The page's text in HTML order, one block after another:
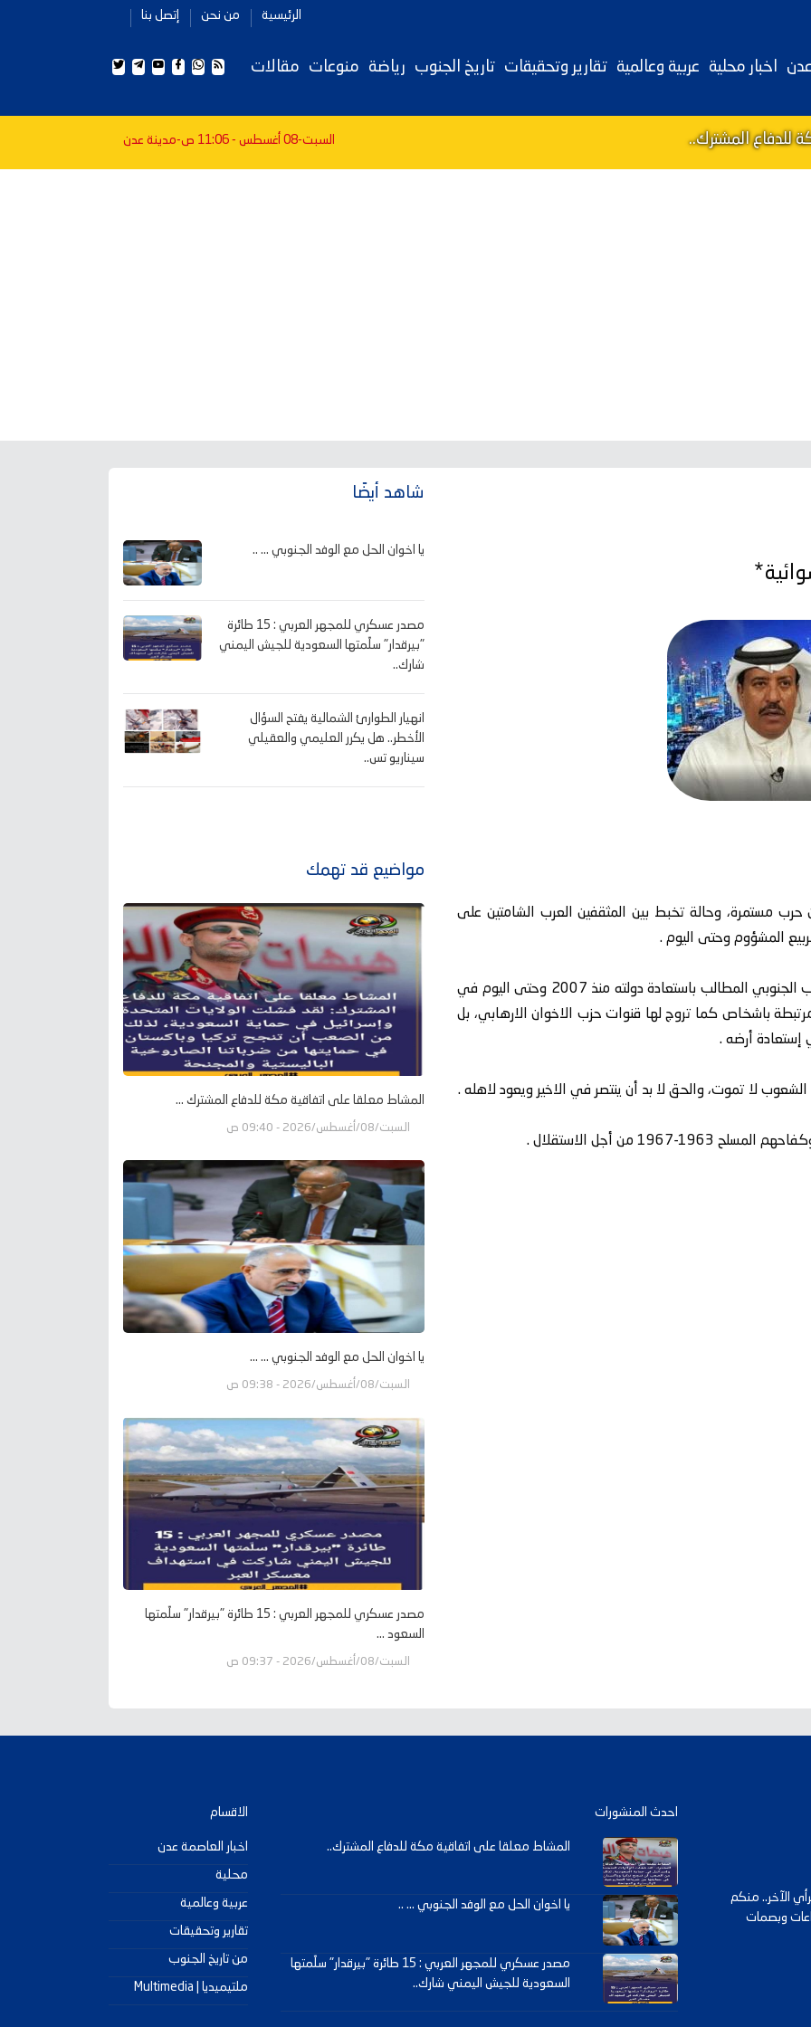
الرئيسية من نحن إتصل بنا
اخبار محلية عربية وعالمية تقارير وتحقيقات تاريخ الجنوب رياضة منوعات مقالات
للدفاع المشترك.. السبت-08 أغسطس - 11:06 ص -مدينة عدن
حرب مستمرة، وحالة تخبط بين المثقفين العرب الشامتين على
المشؤوم وحتى اليوم .
إلا أنني أردت التوقف عند هذا العنوان، خروج الشعب الجنوبي المطالب باستعادة دولته منذ 2007 وحتى اليوم في
باشخاص كما تروج لها قنوات حزب الاخوان الارهابي، بل
أرضه .
لا تموت، والحق لا بد أن ينتصر في الاخير ويعود لاهله .
من أجل الاستقلال .
شاهد أيضًا
يا اخوان الحل مع الوفد الجنوبي ... ..
مصدر عسكري للمجهر العربي : 15 طائرة
"بيرقدار" سلّمتها السعودية للجيش اليمني
شارك..
انهيار الطوارئ الشمالية يفتح السؤال
الأخطر.. هل يكرر العليمي والعقيلي
سيناريو تس..
مواضيع قد تهمك
المشاط معلقا على اتفاقية مكة للدفاع المشترك ...
السبت/08/أغسطس/2026 - 09:40 ص
يا اخوان الحل مع الوفد الجنوبي ... ...
السبت/08/أغسطس/2026 - 09:38 ص
مصدر عسكري للمجهر العربي : 15 طائرة "بيرقدار" سلّمتها
السعود ...
السبت/08/أغسطس/2026 - 09:37 ص
الآخر.. منكم
وبصمات
احدث المنشورات
المشاط معلقا على اتفاقية مكة للدفاع المشترك..
يا اخوان الحل مع الوفد الجنوبي ... ..
مصدر عسكري للمجهر العربي : 15 طائرة "بيرقدار" سلّمتها
السعودية للجيش اليمني شارك..
الاقسام
اخبار العاصمة عدن
محلية
عربية وعالمية
تقارير وتحقيقات
من تاريخ الجنوب
ملتيميديا | Multimedia